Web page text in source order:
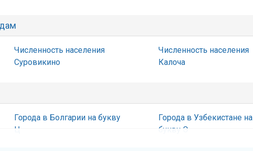
Численность населения
Суровикино
Численность населения
Калоча
Города в Болгарии на букву
Ц
Города в Узбекистане на
букву Э